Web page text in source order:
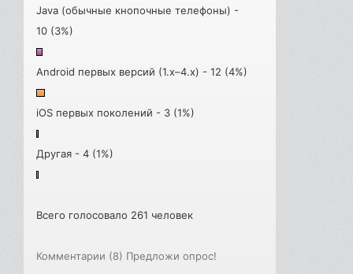
Java (обычные кнопочные телефоны) -
10 (3%)
Android первых версий (1.x–4.x) - 12 (4%)
iOS первых поколений - 3 (1%)
Другая - 4 (1%)
Всего голосовало 261 человек
Комментарии (8) Предложи опрос!